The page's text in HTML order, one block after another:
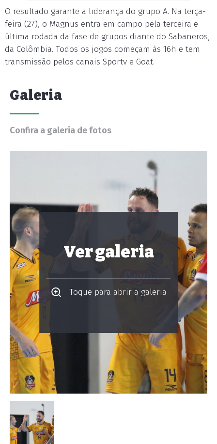
O resultado garante a liderança do grupo A. Na terça-
feira (27), o Magnus entra em campo pela terceira e
última rodada da fase de grupos diante do Sabaneros,
da Colômbia. Todos os jogos começam às 16h e tem
transmissão pelos canais Sportv e Goat.
Galeria
Confira a galeria de fotos
Ver galeria
Toque para abrir a galeria